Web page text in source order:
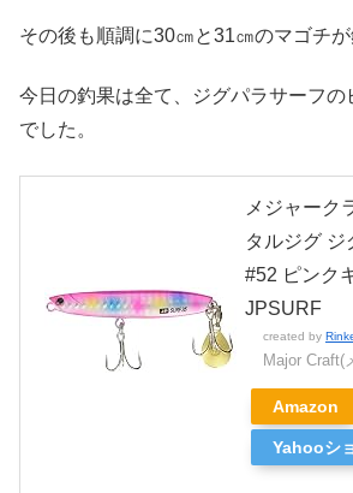
その後も順調に30㎝と31㎝のマゴチが
今日の釣果は全て、ジグパラサーフの
でした。
メジャーク
タルジグ ジ
#52 ピンク
JPSURF
created by
Major Craft(
Amazon
Yahooシ